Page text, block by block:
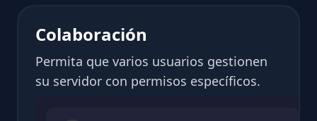
Colaboración
Permita que varios usuarios gestionen
su servidor con permisos específicos.